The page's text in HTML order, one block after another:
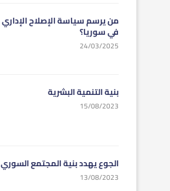
من يرسم سياسة الإصلاح الإداري
في سوريا؟
24/03/2025
بنية التنمية البشرية
15/08/2023
الجوع يهدد بنية المجتمع السوري
13/08/2023